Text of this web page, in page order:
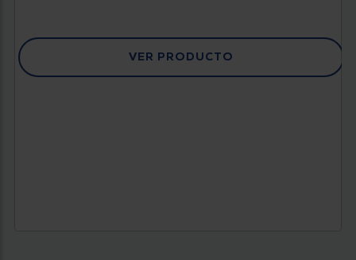
VER PRODUCTO